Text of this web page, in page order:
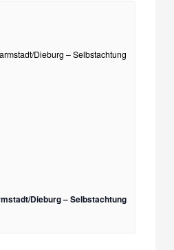
Dieburg – Selbstachtung